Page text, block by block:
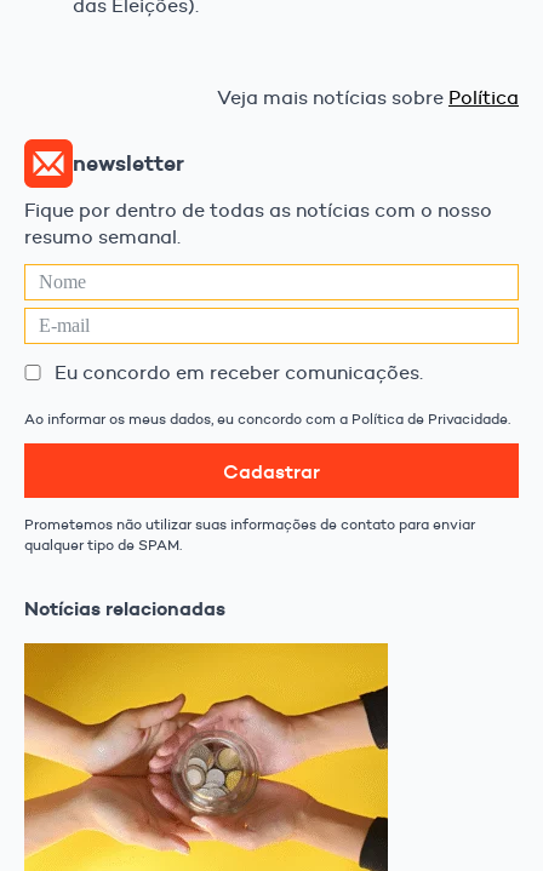
das Eleições).
Veja mais notícias sobre Política
newsletter
Fique por dentro de todas as notícias com o nosso
resumo semanal.
Eu concordo em receber comunicações.
Ao informar os meus dados, eu concordo com a Política de Privacidade.
Cadastrar
Prometemos não utilizar suas informações de contato para enviar
qualquer tipo de SPAM.
Notícias relacionadas